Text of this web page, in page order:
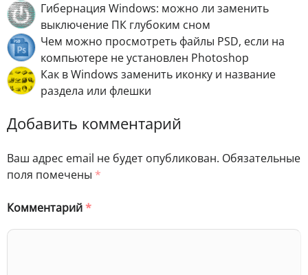
Гибернация Windows: можно ли заменить
выключение ПК глубоким сном
Чем можно просмотреть файлы PSD, если на
компьютере не установлен Photoshop
Как в Windows заменить иконку и название
раздела или флешки
Добавить комментарий
Ваш адрес email не будет опубликован. Обязательные
поля помечены *
Комментарий*